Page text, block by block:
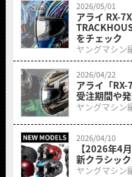
2026/05/01
アライ RX-
をチェック
ヤングマシン
2026/04/22
アライ「
受注期間や
ヤングマシン
2026/04/10
【2026年4
新クラシッ
ヤングマシン